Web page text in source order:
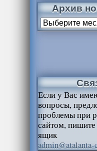
Архив
Если у Вас
вопросы,
проблемы при
сайтом,
ящик